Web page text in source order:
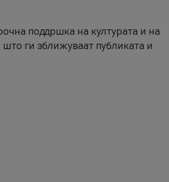
поддршка на културата и на
ги зближуваат публиката и